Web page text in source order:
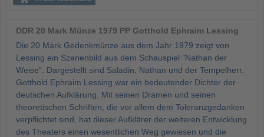
DDR 20 Mark Münze 1979 PP Gotthold Ephraim Lessing
Die 20 Mark Gedenkmünze aus dem Jahr 1979 zeigt von
Lessing ein Szenenbild aus dem Schauspiel "Nathan der
Weise". Dargestellt sind Saladin, Nathan und der Tempelherr.
Gotthold Ephraim Lessing war ein bedeutender Dichter der
deutschen Aufklärung. Mit seinen Dramen und seinen
theoretischen Schriften, die vor allem dem Toleranzgedanken
verpflichtet sind, hat dieser Aufklärer der weiteren Entwicklung
des Theaters einen wesentlichen Weg gewiesen und die